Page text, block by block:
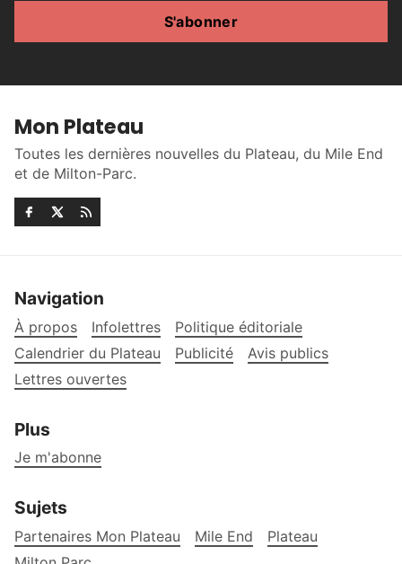
S'abonner
Mon Plateau
Toutes les dernières nouvelles du Plateau, du Mile End
et de Milton-Parc.
Navigation
À propos Infolettres
Politique éditoriale
Calendrier du Plateau
Publicité
Avis publics
Lettres ouvertes
Plus
Je m'abonne
Sujets
Partenaires Mon Plateau Mile End
Plateau